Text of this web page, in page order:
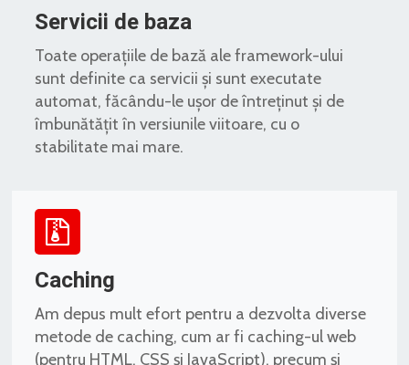
Servicii de baza
Toate operațiile de bază ale framework-ului
sunt definite ca servicii și sunt executate
automat, făcându-le ușor de întreținut și de
îmbunătățit în versiunile viitoare, cu o
stabilitate mai mare.
Caching
Am depus mult efort pentru a dezvolta diverse
metode de caching, cum ar fi caching-ul web
(pentru HTML, CSS și JavaScript), precum și